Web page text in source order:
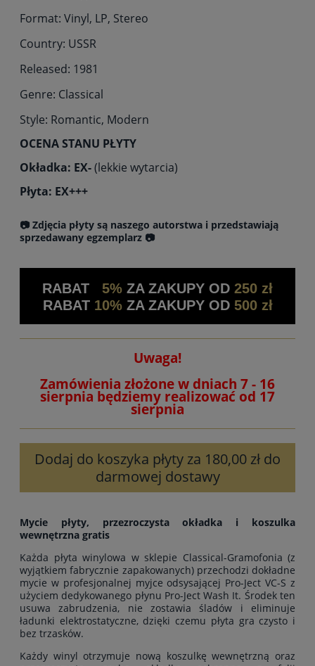
Format: Vinyl, LP, Stereo
Country: USSR
Released: 1981
Genre: Classical
Style: Romantic, Modern
OCENA STANU PŁYTY
Okładka: EX-(lekkie wytarcia)
Płyta: EX+++
📷 Zdjęcia płyty są naszego autorstwa i przedstawiają
sprzedawany egzemplarz 📷
RABAT 5% ZA ZAKUPY OD 250 zł
RABAT 10%ZA ZAKUPY OD 500 zł
Uwaga!
Zamówienia złożone w dniach 7 - 16
sierpnia będziemy realizować od 17
sierpnia
Dodaj do koszyka płyty za 180,00 zł do
darmowej dostawy
Mycie płyty, przezroczysta okładka i koszulka
wewnętrzna gratis
Każda płyta winylowa w sklepie Classical-Gramofonia (z
wyjątkiem fabrycznie zapakowanych) przechodzi dokładne
mycie w profesjonalnej myjce odsysającej Pro-Ject VC-S z
użyciem dedykowanego płynu Pro-Ject Wash It. Środek ten
usuwa zabrudzenia, nie zostawia śladów i eliminuje
ładunki elektrostatyczne, dzięki czemu płyta gra czysto i
bez trzasków.
Każdy winyl otrzymuje nową koszulkę wewnętrzną oraz